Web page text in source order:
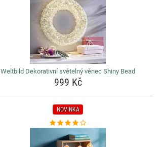
Weltbild Dekorativní světelný věnec Shiny Bead
999 Kč
NOVINKA